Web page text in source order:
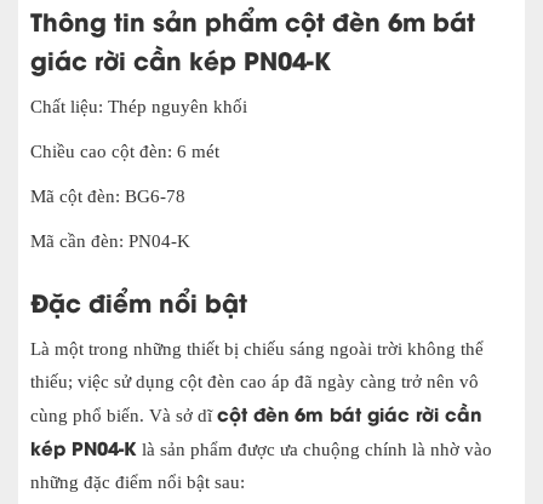
Thông tin sản phẩm cột đèn 6m bát
giác rời cần kép PN04-K
Chất liệu: Thép nguyên khối
Chiều cao cột đèn: 6 mét
Mã cột đèn: BG6-78
Mã cần đèn: PN04-K
Đặc điểm nổi bật
Là một trong những thiết bị chiếu sáng ngoài trời không thể
thiếu; việc sử dụng cột đèn cao áp đã ngày càng trở nên vô
cùng phổ biến. Và sở dĩcột đèn 6m bát giác rời cần
kép PN04-K là sản phẩm được ưa chuộng chính là nhờ vào
những đặc điểm nổi bật sau: